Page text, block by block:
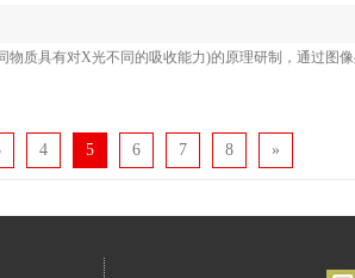
质具有对X光不同的吸收能力)的原理研制，通过图
4 5 6 7 8 »